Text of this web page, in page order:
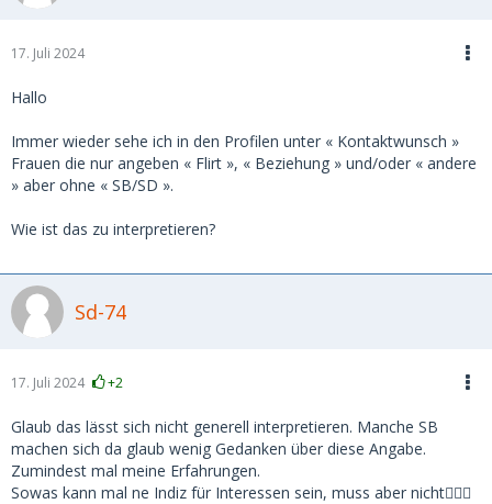
17. Juli 2024
Hallo
Immer wieder sehe ich in den Profilen unter « Kontaktwunsch »
Frauen die nur angeben « Flirt », « Beziehung » und/oder « andere
» aber ohne « SB/SD ».
Wie ist das zu interpretieren?
Sd-74
17. Juli 2024 +2
Glaub das lässt sich nicht generell interpretieren. Manche SB
machen sich da glaub wenig Gedanken über diese Angabe.
Zumindest mal meine Erfahrungen.
Sowas kann mal ne Indiz für Interessen sein, muss aber nicht🤷🏼‍♂️